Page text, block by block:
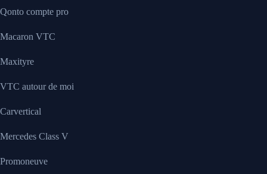
Qonto compte pro
Macaron VTC
Maxityre
VTC autour de moi
Carvertical
Mercedes Class V
Promoneuve